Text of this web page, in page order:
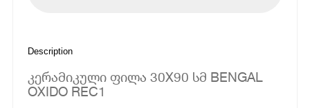
Description
კერამიკული ფილა 30X90 სმ BENGAL
OXIDO REC1